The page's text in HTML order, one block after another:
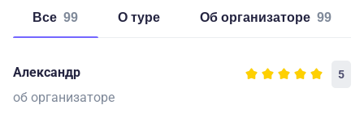
Все 99 о туре об организаторе 99
Александр 5
об организаторе